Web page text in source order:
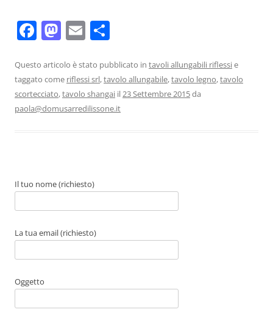
F
c
e
b
M
st
o
d
E
ai
l
n
di
vi
Questo articolo è stato pubblicato in tavoli allungabili riflessie
taggato come riflessi srl,tavolo allungabile,tavolo legno,tavolo
scortecciato,tavolo shangai il23 Settembre 2015da
paola@domusarredilissone.it
Il tuo nome (richiesto)
La tua email (richiesto)
Oggetto